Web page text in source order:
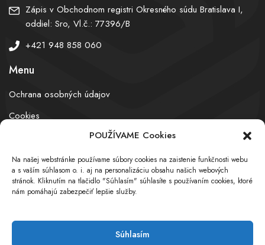
POUŽÍVAME Cookies
Na našej webstránke používame súbory cookies na zaistenie funkčnosti webu
a s vaším súhlasom o. i. aj na personalizáciu obsahu našich webových
stránok. Kliknutím na tlačidlo "Súhlasím" súhlasíte s používaním cookies, ktoré
nám pomáhajú zabezpečiť lepšie služby.
Súhlasím
Zápis v Obchodnom registri Okresného súdu Bratislava I,
oddiel: Sro, Vl.č.: 77396/B
+421 948 858 060
Menu
Ochrana osobných údajov
Cookies
© obchodnyregister.com – All rights reserved